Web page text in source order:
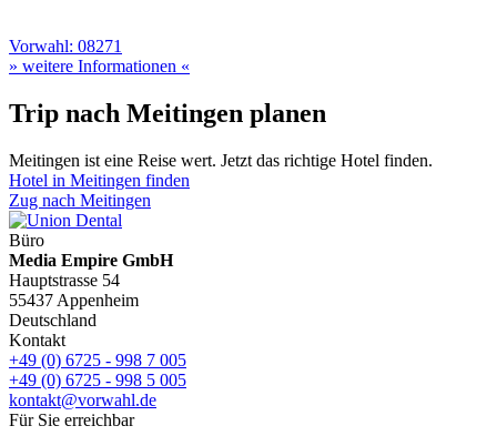
Vorwahl: 08271
» weitere Informationen «
Trip nach Meitingen planen
Meitingen ist eine Reise wert. Jetzt das richtige Hotel finden.
Hotel in Meitingen finden
Zug nach Meitingen
Büro
Media Empire GmbH
Hauptstrasse 54
55437 Appenheim
Deutschland
Kontakt
+49 (0) 6725 - 998 7 005
+49 (0) 6725 - 998 5 005
kontakt@vorwahl.de
Für Sie erreichbar